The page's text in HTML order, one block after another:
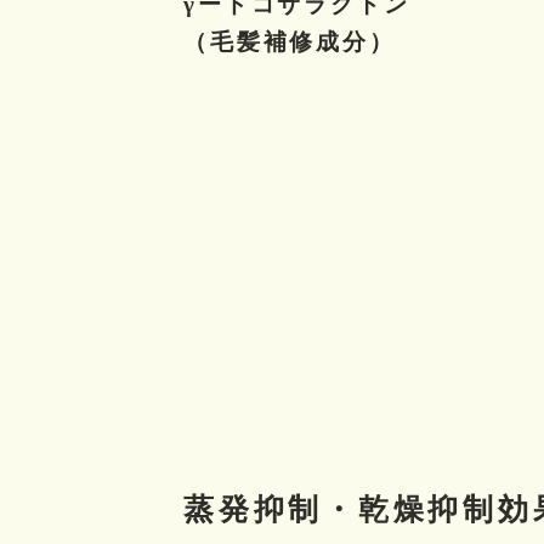
γードコサラクトン
（毛髪補修成分）
蒸発抑制・乾燥抑制